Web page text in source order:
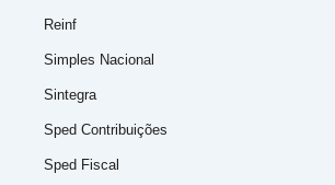
Reinf
Simples Nacional
Sintegra
Sped Contribuições
Sped Fiscal